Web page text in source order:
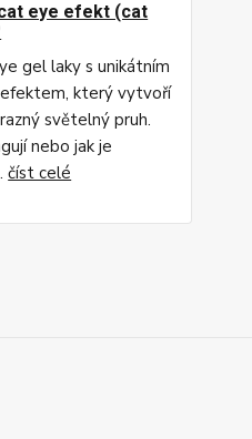
eye efekt (cat
gel laky s unikátním
který vytvoří
světelný pruh.
nebo jak je
číst celé